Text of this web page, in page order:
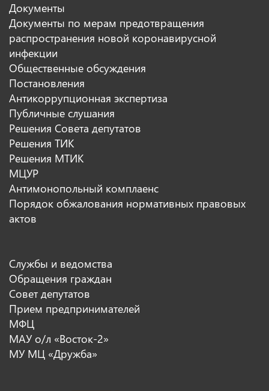
Документы
Документы по мерам предотвращения
распространения новой коронавирусной
инфекции
Общественные обсуждения
Постановления
Антикоррупционная экспертиза
Публичные слушания
Решения Совета депутатов
Решения ТИК
Решения МТИК
МЦУР
Антимонопольный комплаенс
Порядок обжалования нормативных правовых
актов
Службы и ведомства
Обращения граждан
Совет депутатов
Прием предпринимателей
МФЦ
МАУ о/л «Восток-2»
МУ МЦ «Дружба»